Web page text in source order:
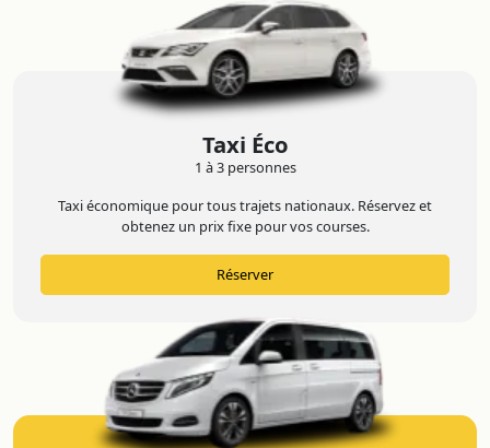
Taxi Éco
1 à 3 personnes
Taxi économique pour tous trajets nationaux. Réservez et
obtenez un prix fixe pour vos courses.
Réserver